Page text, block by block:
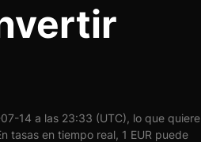
14 a las 23:33 (UTC), lo que quiere
tasas en tiempo real, 1 EUR puede